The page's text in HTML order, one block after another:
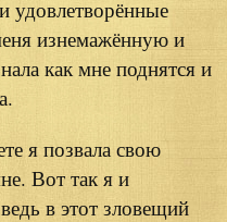
изнемажённую и
как мне поднятся и
я позвала свою
Вот так я и
в этот зловещий